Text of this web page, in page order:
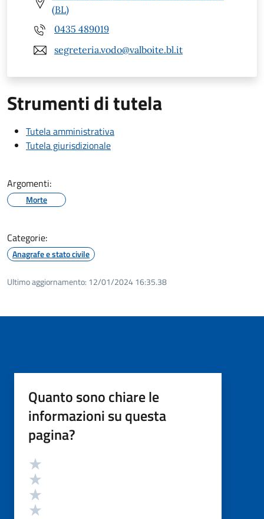
(BL)
0435 489019
segreteria.vodo@valboite.bl.it
Strumenti di tutela
Tutela amministrativa
Tutela giurisdizionale
Argomenti:
Morte
Categorie:
Anagrafe e stato civile
Ultimo aggiornamento: 12/01/2024 16:35.38
Quanto sono chiare le
informazioni su questa
pagina?
Valutazione